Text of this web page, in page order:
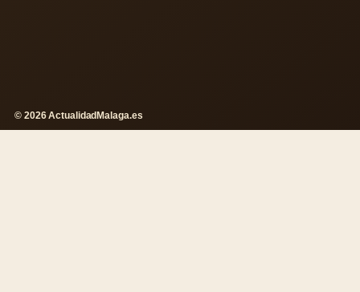
© 2026 ActualidadMalaga.es